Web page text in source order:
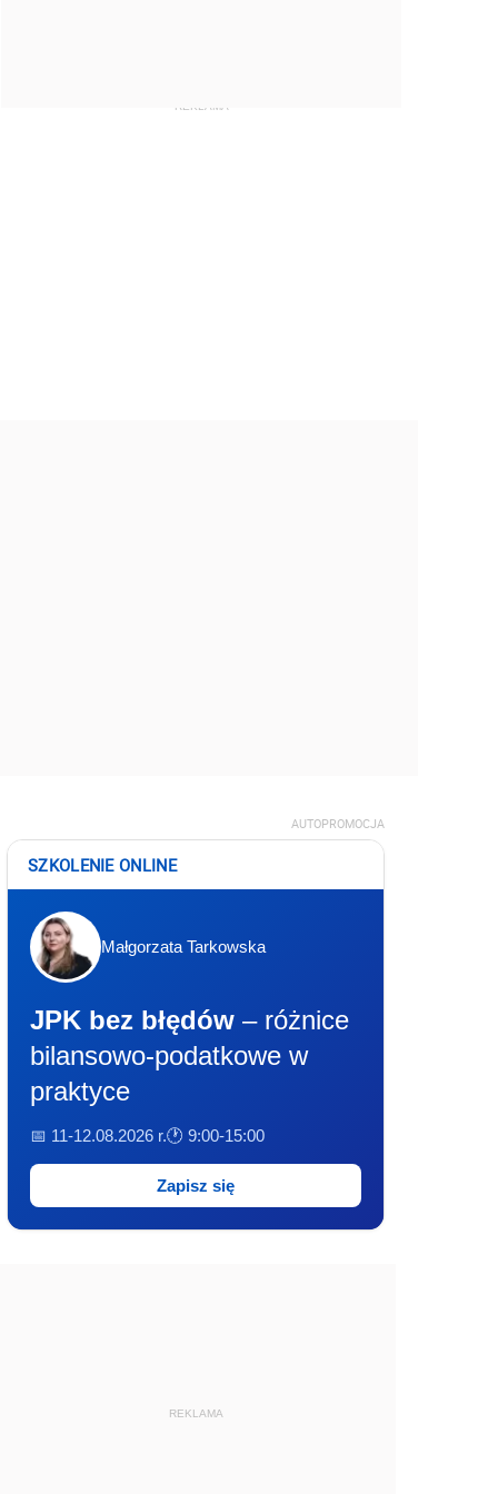
AUTOPROMOCJA
SZKOLENIE ONLINE
Małgorzata Tarkowska
JPK bez błędów – różnice
bilansowo-podatkowe w
praktyce
📅 11-12.08.2026 r.🕐 9:00-15:00
Zapisz się
REKLAMA